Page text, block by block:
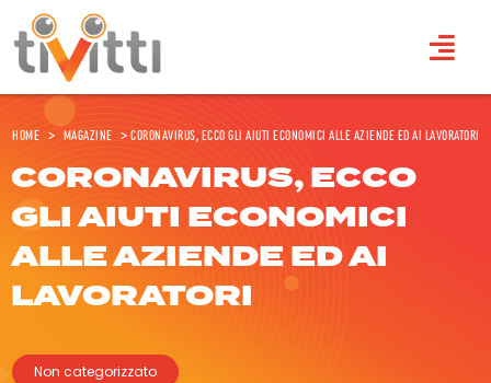
Home > Magazine >Coronavirus, ecco gli aiuti economici alle aziende ed ai lavoratori
CORONAVIRUS, ECCO
GLI AIUTI ECONOMICI
ALLE AZIENDE ED AI
LAVORATORI
Non categorizzato